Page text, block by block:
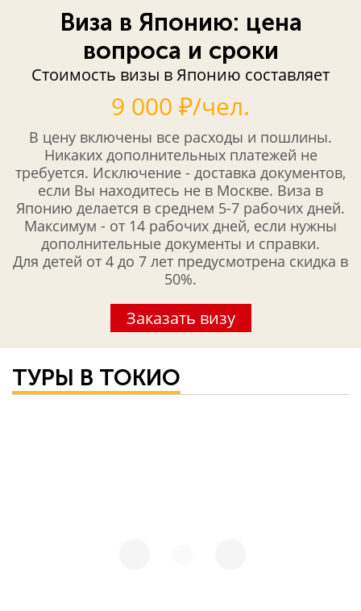
Виза в Японию: цена
вопроса и сроки
Стоимость визы в Японию составляет
9 000 ₽/чел.
В цену включены все расходы и пошлины.
Никаких дополнительных платежей не
требуется. Исключение - доставка документов,
если Вы находитесь не в Москве. Виза в
Японию делается в среднем 5-7 рабочих дней.
Максимум - от 14 рабочих дней, если нужны
дополнительные документы и справки.
Для детей от 4 до 7 лет предусмотрена скидка в
50%.
Заказать визу
ТУРЫ В ТОКИО